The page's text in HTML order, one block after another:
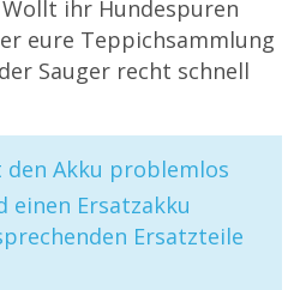
ihr Hundespuren
eure Teppichsammlung
Sauger recht schnell
Akku problemlos
einen Ersatzakku
Ersatzteile